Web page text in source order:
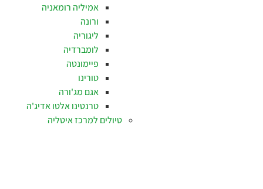
אמיליה רומאניה
ורונה
ליגוריה
לומברדיה
פיימונטה
טורינו
אגם מג'ורה
טרנטינו אלטו אדיג'ה
טיולים למרכז איטליה